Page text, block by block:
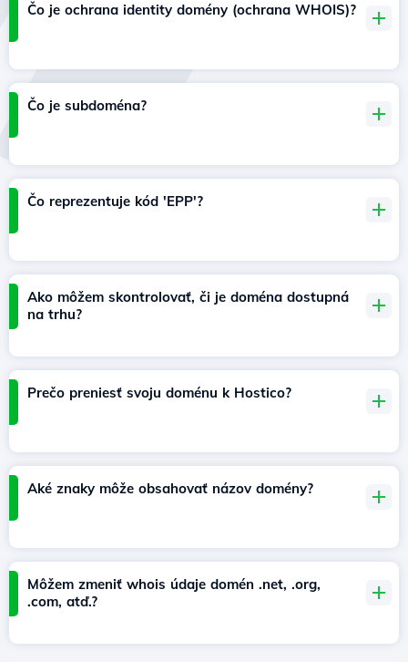
Čo je ochrana identity domény (ochrana WHOIS)?
Čo je subdoména?
Čo reprezentuje kód 'EPP'?
Ako môžem skontrolovať, či je doména dostupná
na trhu?
Prečo preniesť svoju doménu k Hostico?
Aké znaky môže obsahovať názov domény?
Môžem zmeniť whois údaje domén .net, .org,
.com, atď.?